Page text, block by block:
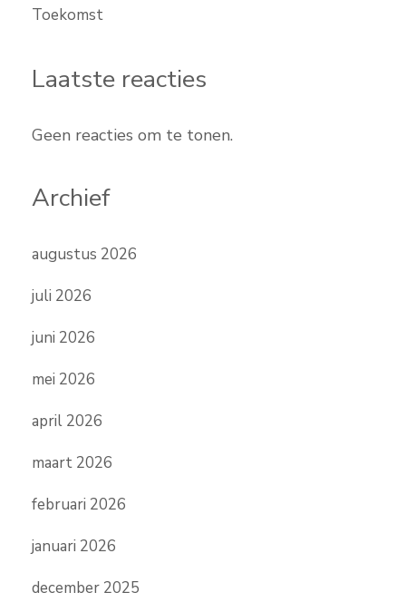
Toekomst
Laatste reacties
Geen reacties om te tonen.
Archief
augustus 2026
juli 2026
juni 2026
mei 2026
april 2026
maart 2026
februari 2026
januari 2026
december 2025